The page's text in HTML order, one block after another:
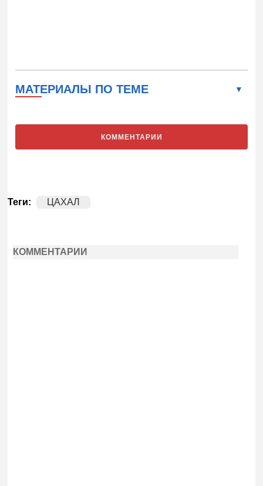
МАТЕРИАЛЫ ПО ТЕМЕ
КОММЕНТАРИИ
Теги: ЦАХАЛ
КОММЕНТАРИИ